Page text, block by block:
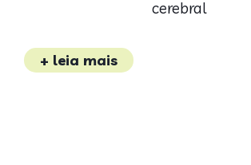
cerebral
+ leia mais